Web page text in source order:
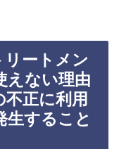
リートメン
えない理由
正に利用
生すること